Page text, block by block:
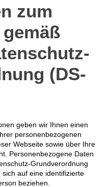
zum
(DS-
geben wir Ihnen einen
personenbezogenen
Webseite sowie über Ihre
Personenbezogene Daten
Grundverordnung
auf eine identifizierte
beziehen.